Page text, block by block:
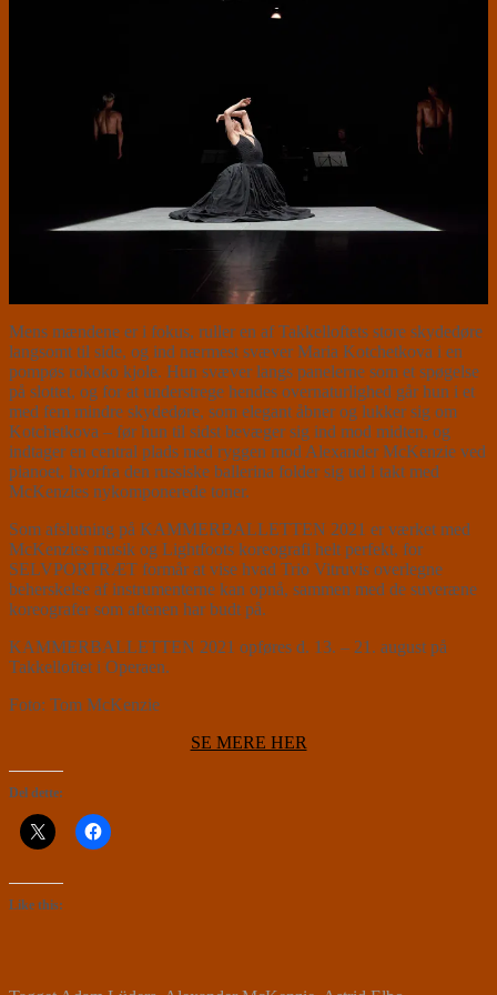
Mens mændene er i fokus, ruller en af Takkelloftets store skydedøre
langsomt til side, og ind nærmest svæver Maria Kotchetkova i en
pompøs rokoko kjole. Hun svæver langs panelerne som et spøgelse
på slottet, og for at understrege hendes overnaturlighed går hun i et
med fem mindre skydedøre, som elegant åbner og lukker sig om
Kotchetkova – før hun til sidst bevæger sig ind mod midten, og
indtager en central plads med ryggen mod Alexander McKenzie ved
pianoet, hvorfra den russiske ballerina folder sig ud i takt med
McKenzies nykomponerede toner.
Som afslutning på KAMMERBALLETTEN 2021 er værket med
McKenzies musik og Lightfoots koreografi helt perfekt, for
SELVPORTRÆT formår at vise hvad Trio Vitruvis overlegne
beherskelse af instrumenterne kan opnå, sammen med de suveræne
koreografer som aftenen har budt på.
KAMMERBALLETTEN 2021 opføres d. 13. – 21. august på
Takkelloftet i Operaen.
Foto: Tom McKenzie
SE MERE HER
Del dette:
Like this: